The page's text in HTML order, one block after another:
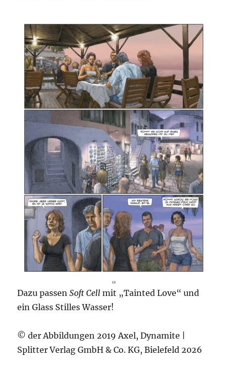
Dazu passenSoft Cell mit „Tainted Love“ und
ein Glass Stilles Wasser!
© der Abbildungen 2019 Axel, Dynamite |
Splitter Verlag GmbH & Co. KG, Bielefeld 2026